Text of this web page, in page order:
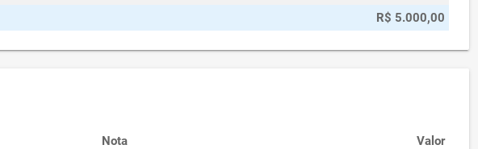
R$ 5.000,00
Nota Valor